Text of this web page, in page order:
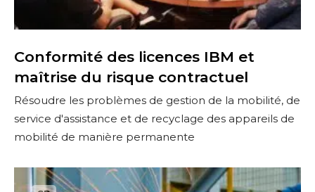
d
s
l
i
c
e
Conformité des licences IBM et
maîtrise du risque contractuel
Résoudre les problèmes de gestion de la mobilité, de
service d'assistance et de recyclage des appareils de
mobilité de manière permanente